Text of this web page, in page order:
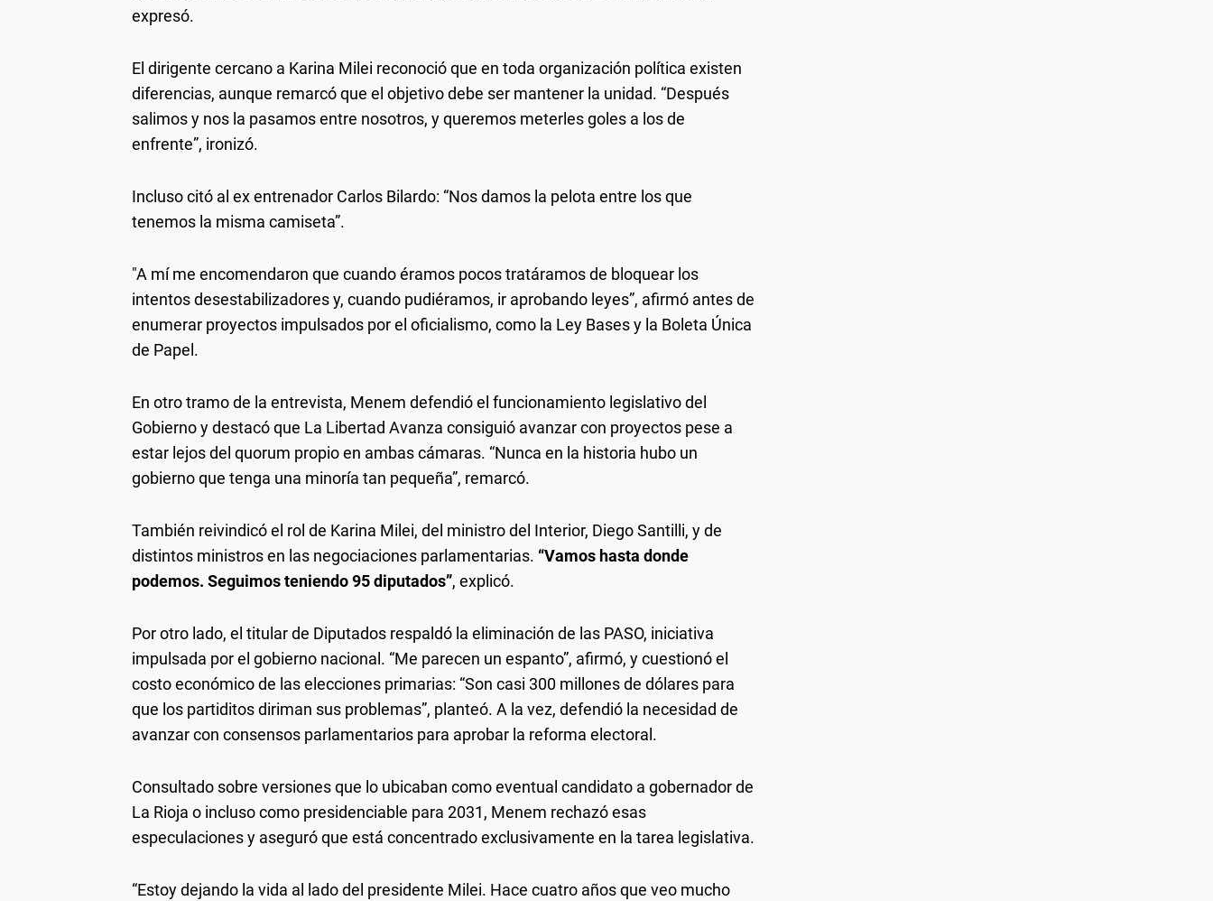
expresó.
El dirigente cercano a Karina Milei reconoció que en toda organización política existen
diferencias, aunque remarcó que el objetivo debe ser mantener la unidad. “Después
salimos y nos la pasamos entre nosotros, y queremos meterles goles a los de
enfrente”, ironizó.
Incluso citó al ex entrenador Carlos Bilardo: “Nos damos la pelota entre los que
tenemos la misma camiseta”.
"A mí me encomendaron que cuando éramos pocos tratáramos de bloquear los
intentos desestabilizadores y, cuando pudiéramos, ir aprobando leyes”, afirmó antes de
enumerar proyectos impulsados por el oficialismo, como la Ley Bases y la Boleta Única
de Papel.
En otro tramo de la entrevista, Menem defendió el funcionamiento legislativo del
Gobierno y destacó que La Libertad Avanza consiguió avanzar con proyectos pese a
estar lejos del quorum propio en ambas cámaras. “Nunca en la historia hubo un
gobierno que tenga una minoría tan pequeña”, remarcó.
También reivindicó el rol de Karina Milei, del ministro del Interior, Diego Santilli, y de
distintos ministros en las negociaciones parlamentarias. “Vamos hasta donde
podemos. Seguimos teniendo 95 diputados”, explicó.
Por otro lado, el titular de Diputados respaldó la eliminación de las PASO, iniciativa
impulsada por el gobierno nacional. “Me parecen un espanto”, afirmó, y cuestionó el
costo económico de las elecciones primarias: “Son casi 300 millones de dólares para
que los partiditos diriman sus problemas”, planteó. A la vez, defendió la necesidad de
avanzar con consensos parlamentarios para aprobar la reforma electoral.
Consultado sobre versiones que lo ubicaban como eventual candidato a gobernador de
La Rioja o incluso como presidenciable para 2031, Menem rechazó esas
especulaciones y aseguró que está concentrado exclusivamente en la tarea legislativa.
“Estoy dejando la vida al lado del presidente Milei. Hace cuatro años que veo mucho